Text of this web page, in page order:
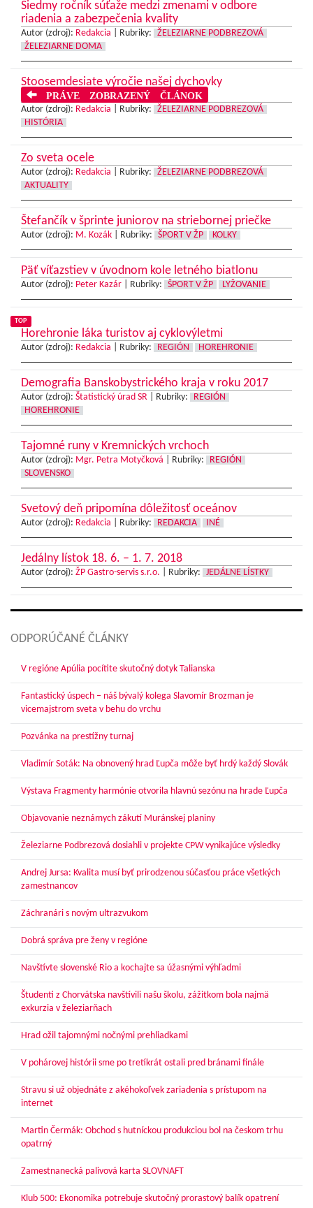
Siedmy ročník súťaže medzi zmenami v odbore
riadenia a zabezpečenia kvality
Autor (zdroj): Redakcia Rubriky:
ŽELEZIARNE PODBREZOVÁ
ŽELEZIARNE DOMA
Stoosemdesiate výročie našej dychovky
PRÁVE ZOBRAZENÝ ČLÁNOK
Autor (zdroj): Redakcia Rubriky:
ŽELEZIARNE PODBREZOVÁ
HISTÓRIA
Zo sveta ocele
Autor (zdroj): Redakcia Rubriky:
ŽELEZIARNE PODBREZOVÁ
AKTUALITY
Štefančík v šprinte juniorov na striebornej priečke
Autor (zdroj): M. Kozák Rubriky: ŠPORT V ŽP KOLKY
Päť víťazstiev v úvodnom kole letného biatlonu
Autor (zdroj): Peter Kazár Rubriky: ŠPORT V ŽP LYŽOVANIE
TOP
Horehronie láka turistov aj cyklovýletmi
Autor (zdroj): Redakcia Rubriky: REGIÓN HOREHRONIE
Demografia Banskobystrického kraja v roku 2017
Autor (zdroj): Štatistický úrad SR Rubriky:
REGIÓN
HOREHRONIE
Tajomné runy v Kremnických vrchoch
Autor (zdroj): Mgr. Petra Motyčková Rubriky:
REGIÓN
SLOVENSKO
Svetový deň pripomína dôležitosť oceánov
Autor (zdroj): Redakcia Rubriky: REDAKCIA INÉ
Jedálny lístok 18. 6. – 1. 7. 2018
Autor (zdroj): ŽP Gastro-servis s.r.o. Rubriky: JEDÁLNE LÍSTKY
ODPORÚČANÉ ČLÁNKY
V regióne Apúlia pocítite skutočný dotyk Talianska
Fantastický úspech – náš bývalý kolega Slavomír Brozman je
vicemajstrom sveta v behu do vrchu
Pozvánka na prestížny turnaj
Vladimír Soták: Na obnovený hrad Ľupča môže byť hrdý každý Slovák
Výstava Fragmenty harmónie otvorila hlavnú sezónu na hrade Ľupča
Objavovanie neznámych zákutí Muránskej planiny
Železiarne Podbrezová dosiahli v projekte CPW vynikajúce výsledky
Andrej Jursa: Kvalita musí byť prirodzenou súčasťou práce všetkých
zamestnancov
Záchranári s novým ultrazvukom
Dobrá správa pre ženy v regióne
Navštívte slovenské Rio a kochajte sa úžasnými výhľadmi
Študenti z Chorvátska navštívili našu školu, zážitkom bola najmä
exkurzia v železiarňach
Hrad ožil tajomnými nočnými prehliadkami
V pohárovej histórii sme po tretíkrát ostali pred bránami finále
Stravu si už objednáte z akéhokoľvek zariadenia s prístupom na
internet
Martin Čermák: Obchod s hutníckou produkciou bol na českom trhu
opatrný
Zamestnanecká palivová karta SLOVNAFT
Klub 500: Ekonomika potrebuje skutočný prorastový balík opatrení